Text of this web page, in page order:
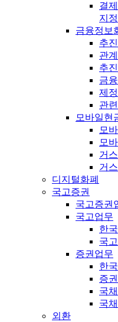
결
지정
금융정보
추
관
추
금
제
관
모바일현
모
모
거
거
디지털화폐
국고증권
국고증권
국고업무
한
국
증권업무
한
증
국
국
외환